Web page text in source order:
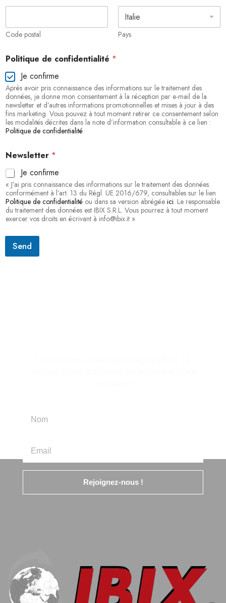
Code postal Pays
Politique de confidentialité *
Je confirme
Après avoir pris connaissance des informations sur le traitement des
données, je donne mon consentement à la réception par e-mail de la
newsletter et d’autres informations promotionnelles et mises à jour à des
fins marketing. Vous pouvez à tout moment retirer ce consentement selon
les modalités décrites dans la note d’information consultable à ce lien :
Politique de confidentialité
Newsletter *
Je confirme
« J’ai pris connaissance des informations sur le traitement des données
conformément à l’art. 13 du Règl. UE 2016/679, consultables sur le lien
Politique de confidentialité ou dans sa version abrégée ici. Le responsable
du traitement des données est IBIX S.R.L. Vous pourrez à tout moment
exercer vos droits en écrivant à info@ibix.it »
Send
Rejoignez-nous !